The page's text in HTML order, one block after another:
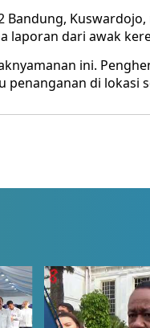
Bandung,
laporan dari awak
ini.
di lokasi